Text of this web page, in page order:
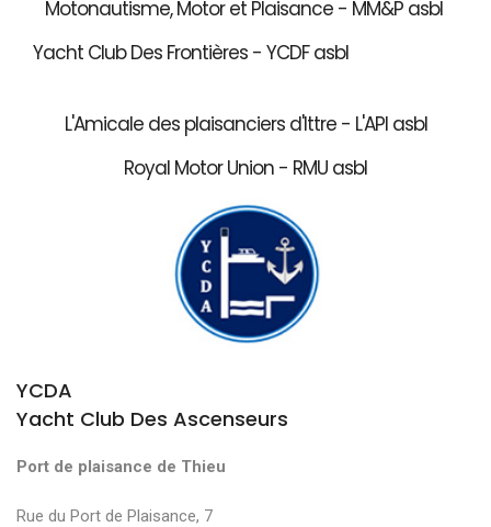
Motonautisme, Motor et Plaisance - MM&P asbl
Yacht Club Des Frontières - YCDF asbl
L'Amicale des plaisanciers d'Ittre - L'API asbl
Royal Motor Union - RMU asbl
YCDA
Yacht Club Des Ascenseurs
Port de plaisance de Thieu
Rue du Port de Plaisance, 7